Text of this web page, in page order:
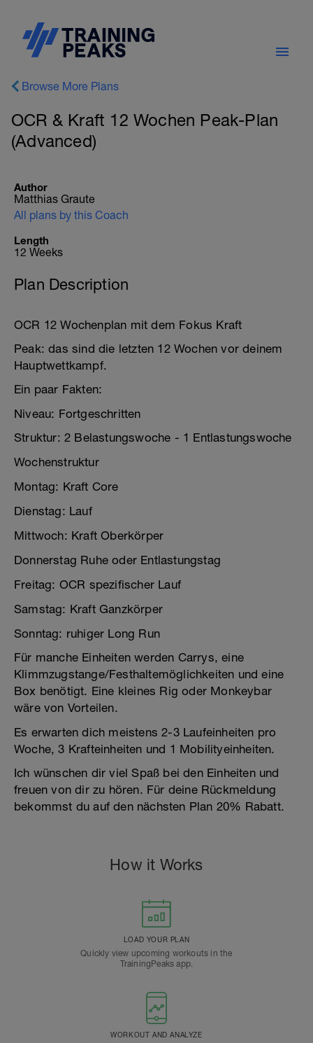
Browse More Plans
OCR & Kraft 12 Wochen Peak-Plan
(Advanced)
Author
Matthias Graute
All plans by this Coach
Length
12 Weeks
Plan Description
OCR 12 Wochenplan mit dem Fokus Kraft
Peak: das sind die letzten 12 Wochen vor deinem
Hauptwettkampf.
Ein paar Fakten:
Niveau: Fortgeschritten
Struktur: 2 Belastungswoche - 1 Entlastungswoche
Wochenstruktur
Montag: Kraft Core
Dienstag: Lauf
Mittwoch: Kraft Oberkörper
Donnerstag Ruhe oder Entlastungstag
Freitag: OCR spezifischer Lauf
Samstag: Kraft Ganzkörper
Sonntag: ruhiger Long Run
Für manche Einheiten werden Carrys, eine
Klimmzugstange/Festhaltemöglichkeiten und eine
Box benötigt. Eine kleines Rig oder Monkeybar
wäre von Vorteilen.
Es erwarten dich meistens 2-3 Laufeinheiten pro
Woche, 3 Krafteinheiten und 1 Mobilityeinheiten.
Ich wünschen dir viel Spaß bei den Einheiten und
freuen von dir zu hören. Für deine Rückmeldung
bekommst du auf den nächsten Plan 20% Rabatt.
How it Works
LOAD YOUR PLAN
Quickly view upcoming workouts in the
TrainingPeaks app.
WORKOUT AND ANALYZE